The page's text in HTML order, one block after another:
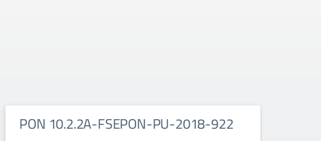
PON 10.2.2A-FSEPON-PU-2018-922